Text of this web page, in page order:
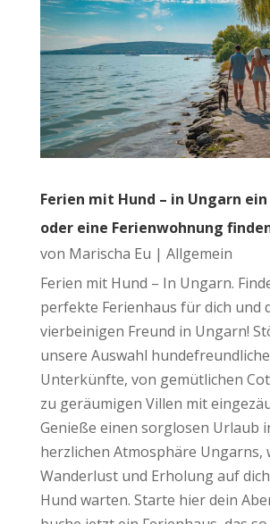
Ferien mit Hund – in Ungarn
oder eine Ferienwohnung
von Marischa Eu | Allgemein
Ferien mit Hund – In Ungarn.
perfekte Ferienhaus für dich und
vierbeinigen Freund in Ungarn!
unsere Auswahl
Unterkünfte, von gemütlichen
zu geräumigen Villen mit
Genieße einen sorglosen Urlaub
herzlichen Atmosphäre Ungarns,
Wanderlust und Erholung auf
Hund warten. Starte hier dein